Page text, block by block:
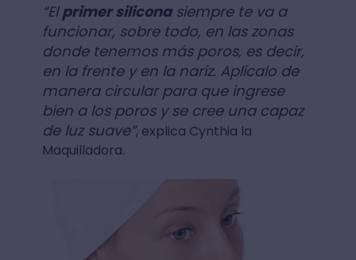
“Elprimer siliconasiempre te va a
funcionar, sobre todo, en las zonas
donde tenemos más poros, es decir,
en la frente y en la nariz. Aplícalo de
manera circular para que ingrese
bien a los poros y se cree una capaz
de luz suave”, explica Cynthia la
Maquilladora.